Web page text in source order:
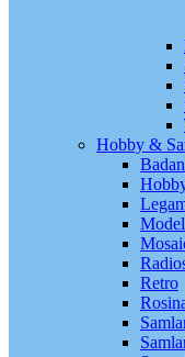
Hobby &
Retro